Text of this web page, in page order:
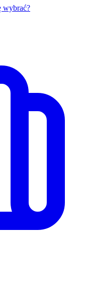
wybrać?